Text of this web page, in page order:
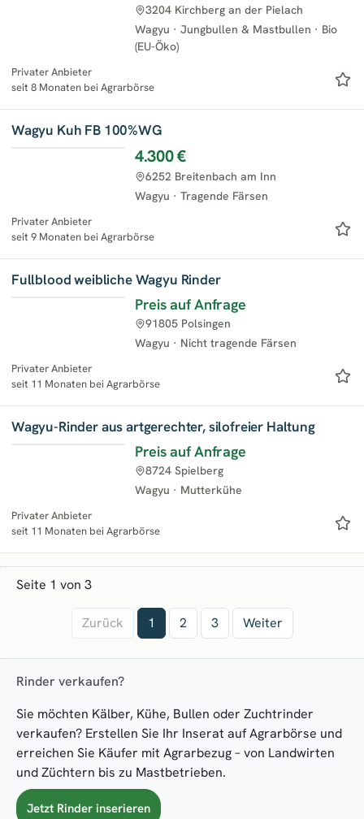
Wagyu · Jungbullen & Mastbullen · Bio
(EU-Öko)
3204 Kirchberg an der Pielach
Privater Anbieter
seit 8 Monaten bei Agrarbörse
Wagyu Kuh FB 100%WG
4.300 €
Wagyu · Tragende Färsen
6252 Breitenbach am Inn
Privater Anbieter
seit 9 Monaten bei Agrarbörse
Fullblood weibliche Wagyu Rinder
Preis auf Anfrage
Wagyu · Nicht tragende Färsen
91805 Polsingen
Privater Anbieter
seit 11 Monaten bei Agrarbörse
Wagyu-Rinder aus artgerechter, silofreier Haltung
Preis auf Anfrage
Wagyu · Mutterkühe
8724 Spielberg
Privater Anbieter
seit 11 Monaten bei Agrarbörse
Seite 1 von 3
Zurück 1 2 3 Weiter
Rinder verkaufen?
Sie möchten Kälber, Kühe, Bullen oder Zuchtrinder
verkaufen? Erstellen Sie Ihr Inserat auf Agrarbörse und
erreichen Sie Käufer mit Agrarbezug – von Landwirten
und Züchtern bis zu Mastbetrieben.
Jetzt Rinder inserieren